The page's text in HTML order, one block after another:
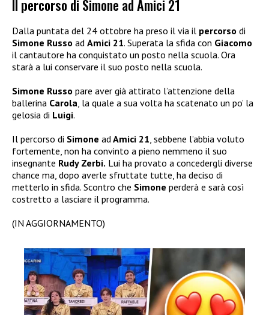
Il percorso di Simone ad Amici 21
Dalla puntata del 24 ottobre ha preso il via il percorso di
Simone Russo ad Amici 21. Superata la sfida con Giacomo
il cantautore ha conquistato un posto nella scuola. Ora
starà a lui conservare il suo posto nella scuola.
Simone Russo pare aver già attirato l’attenzione della
ballerina Carola, la quale a sua volta ha scatenato un po’ la
gelosia di Luigi.
Il percorso di Simone adAmici 21, sebbene l’abbia voluto
fortemente, non ha convinto a pieno nemmeno il suo
insegnante Rudy Zerbi. Lui ha provato a concedergli diverse
chance ma, dopo averle sfruttate tutte, ha deciso di
metterlo in sfida. Scontro che Simone perderà e sarà così
costretto a lasciare il programma.
(IN AGGIORNAMENTO)